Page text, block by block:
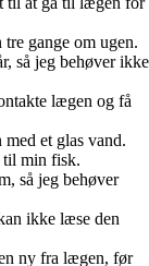
gange om ugen.
så jeg behøver ikke
lægen og få
et glas vand.
til min fisk.
så jeg behøver
ikke læse den
ny fra lægen, før